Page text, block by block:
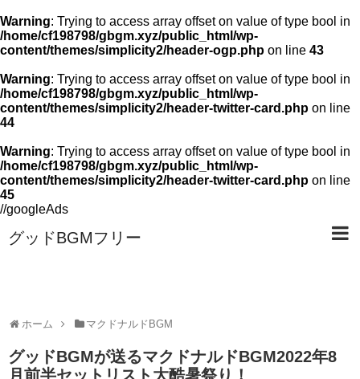
Warning: Trying to access array offset on value of type bool in
/home/cf198798/gbgm.xyz/public_html/wp-
content/themes/simplicity2/header-ogp.php on line 43
Warning: Trying to access array offset on value of type bool in
/home/cf198798/gbgm.xyz/public_html/wp-
content/themes/simplicity2/header-twitter-card.php on line
44
Warning: Trying to access array offset on value of type bool in
/home/cf198798/gbgm.xyz/public_html/wp-
content/themes/simplicity2/header-twitter-card.php on line
45
//googleAds
グッドBGMフリー
ホーム マクドナルドBGM
グッドBGMが送るマクドナルドBGM2022年8
月前半セットリスト大酷暑祭り！